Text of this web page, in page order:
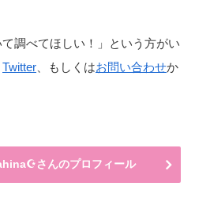
調べてほしい！」という方がい
Twitter 、もしくはお問い合わせか
さんのプロフィール